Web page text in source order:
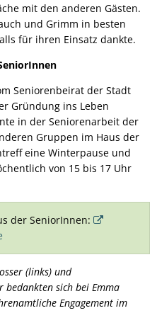
mit den anderen Gästen.
und Grimm in besten
für ihren Einsatz dankte.
Seniorenbeirat der Stadt
Gründung ins Leben
in der Seniorenarbeit der
Gruppen im Haus der
eine Winterpause und
von 15 bis 17 Uhr
der SeniorInnen:
(links) und
sich bei Emma
Engagement im